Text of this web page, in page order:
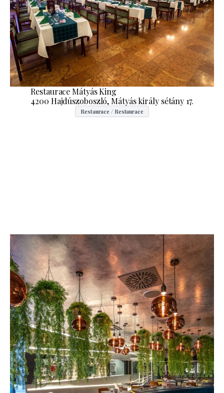
Restaurace Mátyás King
4200 Hajdúszoboszló, Mátyás király sétány 17.
Restaurace / Restaurace